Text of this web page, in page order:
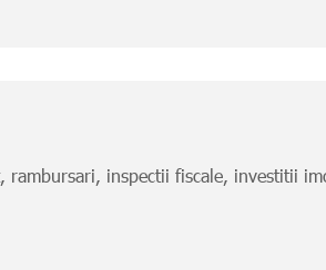
inspectii fiscale, investitii